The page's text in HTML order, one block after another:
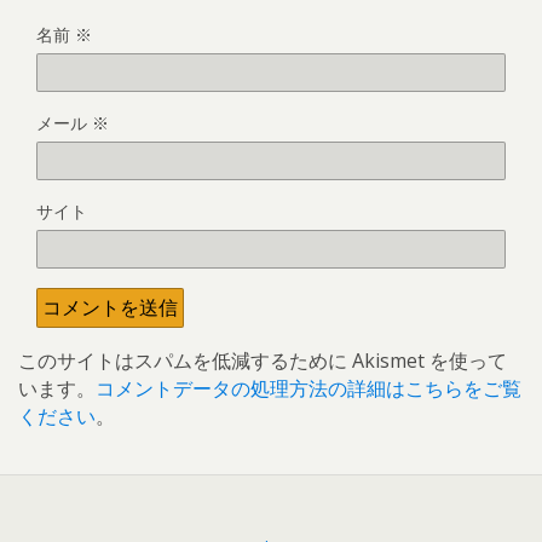
名前 ※
メール ※
サイト
このサイトはスパムを低減するために Akismet を使って
います。 コメントデータの処理方法の詳細はこちらをご覧
ください。